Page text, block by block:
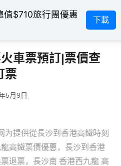
值$710旅行團優惠
下載
車票預訂|票價查
票
5月9日
为提供從長沙到香港高鐵時刻
高鐵票價優惠，長沙到香港
退票，長沙南 香港西九龍 高